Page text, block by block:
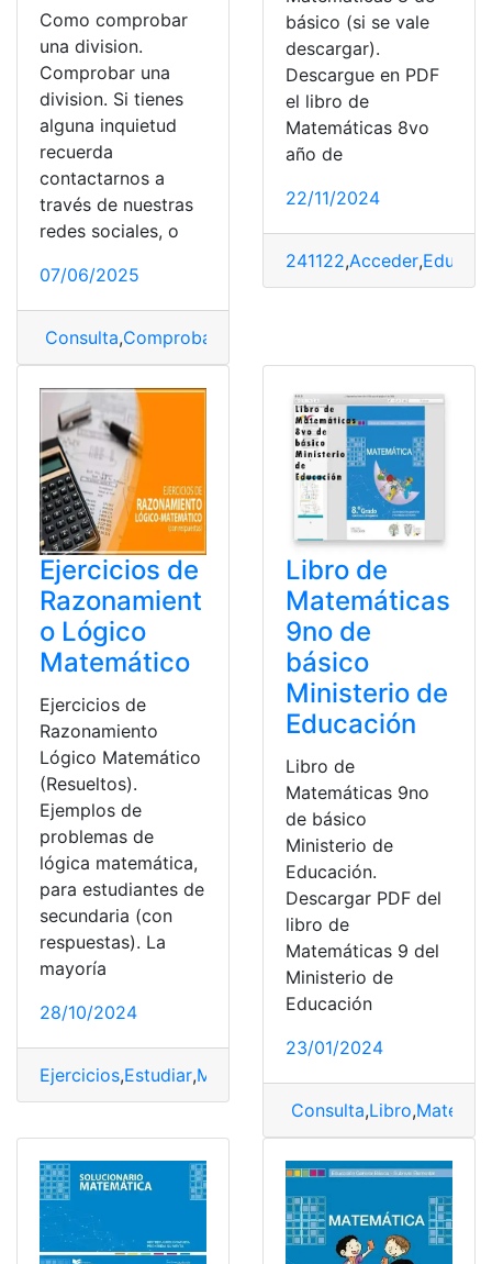
Como comprobar
una division.
Comprobar una
division. Si tienes
alguna inquietud
recuerda
contactarnos a
través de nuestras
redes sociales, o
07/06/2025
Consulta,Comprobar
básico (si se vale
descargar).
Descargue en PDF
el libro de
Matemáticas 8vo
año de
22/11/2024
241122,Acceder,
Ejercicios de
Razonamient
o Lógico
Matemático
Ejercicios de
Razonamiento
Lógico Matemático
(Resueltos).
Ejemplos de
problemas de
lógica matemática,
para estudiantes de
secundaria (con
respuestas). La
mayoría
28/10/2024
Ejercicios,Estudiar,Matemáticas
Libro de
Matemáticas
9no de
básico
Ministerio de
Educación
Libro de
Matemáticas 9no
de básico
Ministerio de
Educación.
Descargar PDF del
libro de
Matemáticas 9 del
Ministerio de
Educación
23/01/2024
Consulta,Libro,